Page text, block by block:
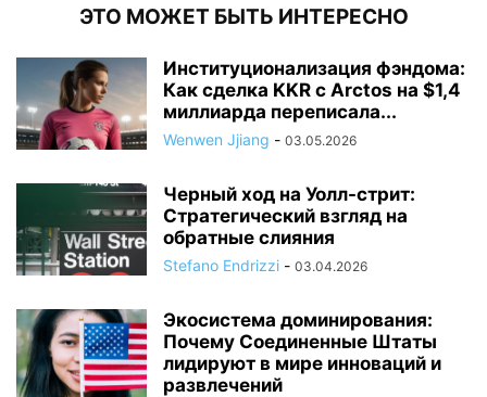
ЭТО МОЖЕТ БЫТЬ ИНТЕРЕСНО
Институционализация фэндома:
Как сделка KKR с Arctos на $1,4
миллиарда переписала...
Wenwen Jjiang - 03.05.2026
Черный ход на Уолл-стрит:
Стратегический взгляд на
обратные слияния
Stefano Endrizzi - 03.04.2026
Экосистема доминирования:
Почему Соединенные Штаты
лидируют в мире инноваций и
развлечений